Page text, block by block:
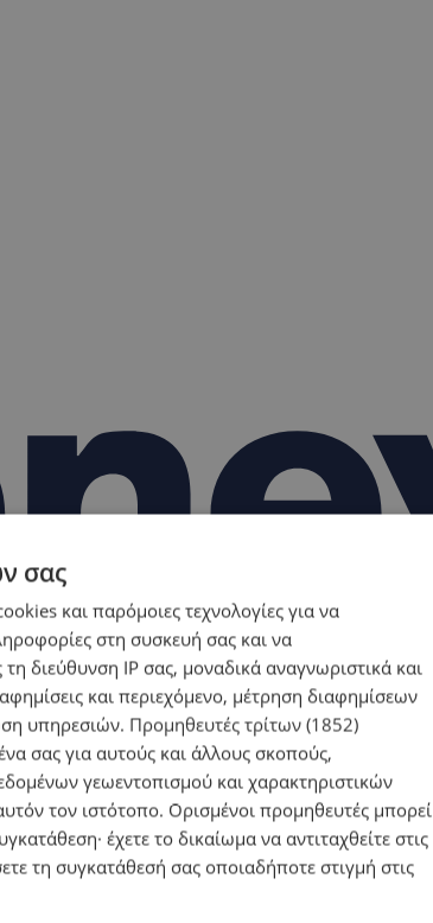
και Βίκτωρας
σας
και παρόμοιες τεχνολογίες για να
στη συσκευή σας και να
διεύθυνση IP σας, μοναδικά αναγνωριστικά και
και περιεχόμενο, μέτρηση διαφημίσεων
υπηρεσιών. Προμηθευτές τρίτων (1852)
σας για αυτούς και άλλους σκοπούς,
γεωεντοπισμού και χαρακτηριστικών
τον ιστότοπο. Ορισμένοι προμηθευτές μπορεί
έχετε το δικαίωμα να αντιταχθείτε στις
τη συγκατάθεσή σας οποιαδήποτε στιγμή στις